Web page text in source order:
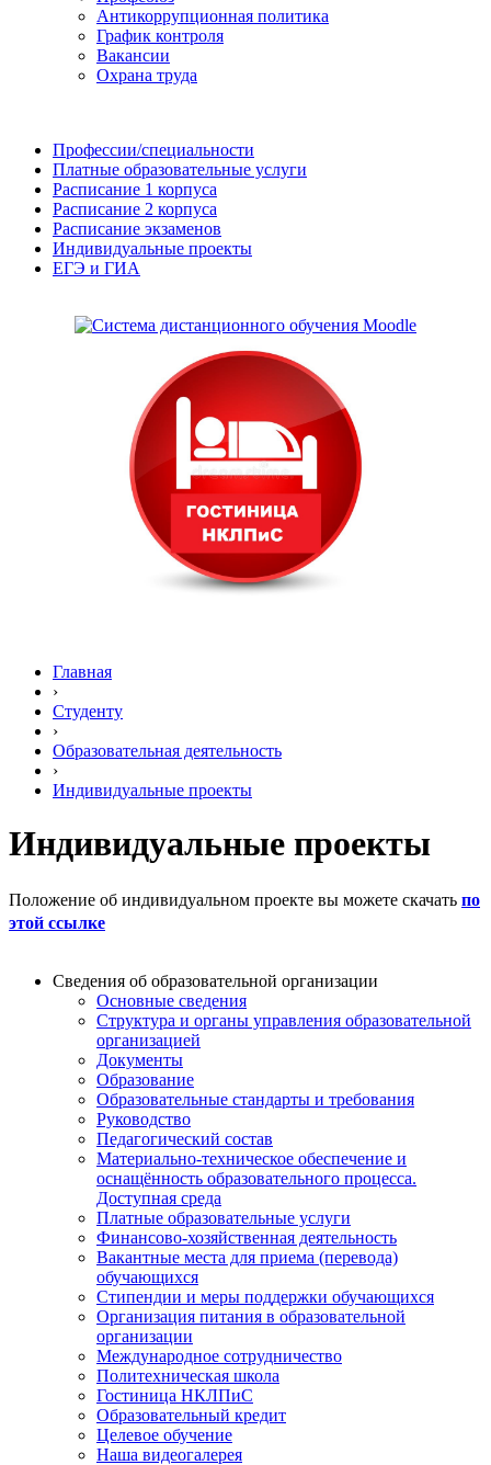
Антикоррупционная политика
График контроля
Вакансии
Охрана труда
Профессии/специальности
Платные образовательные услуги
Расписание 1 корпуса
Расписание 2 корпуса
Расписание экзаменов
Индивидуальные проекты
ЕГЭ и ГИА
Главная
›
Студенту
›
Образовательная деятельность
›
Индивидуальные проекты
Индивидуальные проекты
Положение об индивидуальном проекте вы можете скачать по
этой ссылке
Сведения об образовательной организации
Основные сведения
Структура и органы управления образовательной
организацией
Документы
Образование
Образовательные стандарты и требования
Руководство
Педагогический состав
Материально-техническое обеспечение и
оснащённость образовательного процесса.
Доступная среда
Платные образовательные услуги
Финансово-хозяйственная деятельность
Вакантные места для приема (перевода)
обучающихся
Стипендии и меры поддержки обучающихся
Организация питания в образовательной
организации
Международное сотрудничество
Политехническая школа
Гостиница НКЛПиС
Образовательный кредит
Целевое обучение
Наша видеогалерея